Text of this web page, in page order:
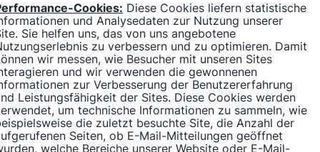
Cookies: Diese Cookies liefern statistische
und Analysedaten zur Nutzung unserer
Sie helfen uns, das von uns angebotene
zu verbessern und zu optimieren. Damit
wir messen, wie Besucher mit unseren Sites
und wir verwenden die gewonnenen
zur Verbesserung der Benutzererfahrung
Leistungsfähigkeit der Sites. Diese Cookies werden
um technische Informationen zu sammeln, wie
die zuletzt besuchte Site, die Anzahl der
Seiten, ob E-Mail-Mitteilungen geöffnet
welche Bereiche unserer Website oder E-Mail-